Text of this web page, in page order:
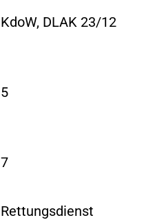
KdoW, DLAK 23/12
5
7
Rettungsdienst